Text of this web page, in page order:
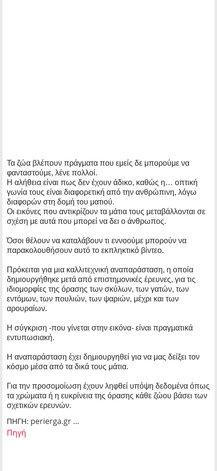
Τα ζώα βλέπουν πράγματα που εμείς δε μπορούμε να
φανταστούμε, λένε πολλοί.
Η αλήθεια είναι πως δεν έχουν άδικο, καθώς η… οπτική
γωνία τους είναι διαφορετική από την ανθρώπινη, λόγω
διαφορών στη δομή του ματιού.
Οι εικόνες που αντικρίζουν τα μάτια τους μεταβάλλονται σε
σχέση με αυτά που μπορεί να δει ο άνθρωπος.
Όσοι θέλουν να καταλάβουν τι εννοούμε μπορούν να
παρακολουθήσουν αυτό το εκπληκτικό βίντεο.
Πρόκειται για μια καλλιτεχνική αναπαράσταση, η οποία
δημιουργήθηκε μετά από επιστημονικές έρευνες, για τις
ιδιομορφίες της όρασης των σκύλων, των γατών, των
εντόμων, των πουλιών, των ψαριών, μέχρι και των
αρουραίων.
Η σύγκριση -που γίνεται στην εικόνα- είναι πραγματικά
εντυπωσιακή.
Η αναπαράσταση έχει δημιουργηθεί για να μας δείξει τον
κόσμο μέσα από τα δικά τους μάτια.
Για την προσομοίωση έχουν ληφθεί υπόψη δεδομένα όπως
τα χρώματα ή η ευκρίνεια της όρασης κάθε ζώου βάσει των
σχετικών ερευνών.
ΠΗΓΗ: perierga.gr …
Πηγή